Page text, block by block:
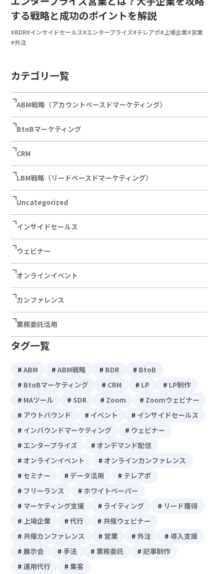
する戦略と成功のポイントを解説
BDR インサイドセールス エンタープライズ テレアポ 上場企業 営業
外注
カテゴリ一覧
ABM戦略（アカウントベースドマーケティング）
BtoBマーケティング
CRM
LBM戦略（リードベースドマーケティング）
Uncategorized
インサイドセールス
ウェビナー
オンラインイベント
カンファレンス
業務委託活用
タグ一覧
ABM ABM戦略 BDR
BtoB
BtoBマーケティング
CRM LP
LP制作
MAツール
SDR Zoom
Zoomウェビナー
アウトバウンド
イベント
インサイドセールス
インバウンドマーケティング
ウェビナー
エンタープライズ
オンデマンド配信
オンラインイベント
オンラインカンファレンス
セミナー
データ活用
テレアポ
フリーランス
ホワイトペーパー
マーケティング支援
ライティング
リード獲得
上場企業
代行
共催ウェビナー
共催カンファレンス
営業 外注
導入支援
展示会
手法 業務委託
記事制作
運用代行
集客